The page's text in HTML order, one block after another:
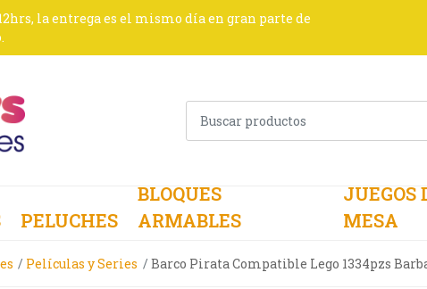
la entrega es el mismo día en gran parte de
PELUCHES
BLOQUES
ARMABLES
JUEGOS
MESA
Películas y Series Barco Pirata Compatible Lego 1334pzs